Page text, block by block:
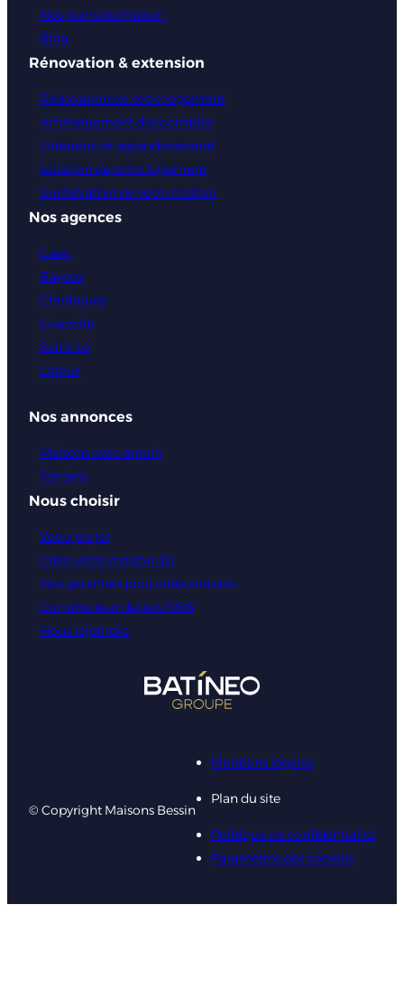
Nos plans de maison
Blog
Rénovation & extension
Rénovation de votre logement
Aménagement des combles
Extension et agrandissement
Isolation de votre logement
Surélévation de votre maison
Nos agences
Caen
Bayeux
Cherbourg
Granville
Saint-Lô
Lisieux
Nos annonces
Maisons avec terrain
Terrains
Nous choisir
Votre projet
Créer votre maison 3D
Nos garanties pour votre maison
Constructeur depuis 1988
Nous rejoindre
© Copyright Maisons Bessin
Mentions légales
Plan du site
Politique de confidentialité
Paramètres des cookies